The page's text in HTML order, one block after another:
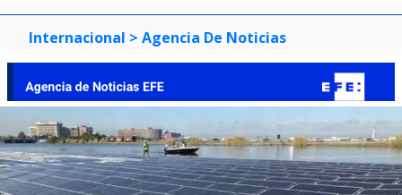
Internacional > Agencia De Noticias